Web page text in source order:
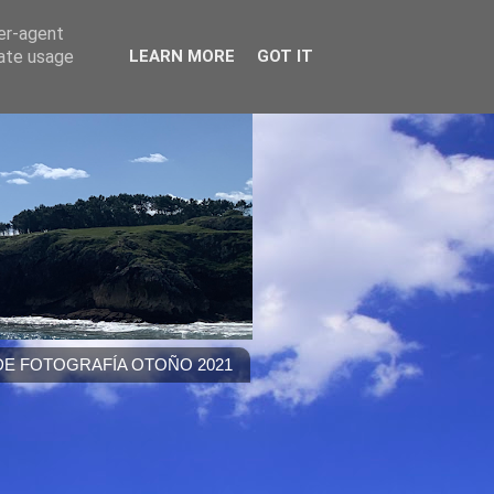
FOTOGRAFÍA OTOÑO 2021
agent
usage
LEARN MORE GOT IT